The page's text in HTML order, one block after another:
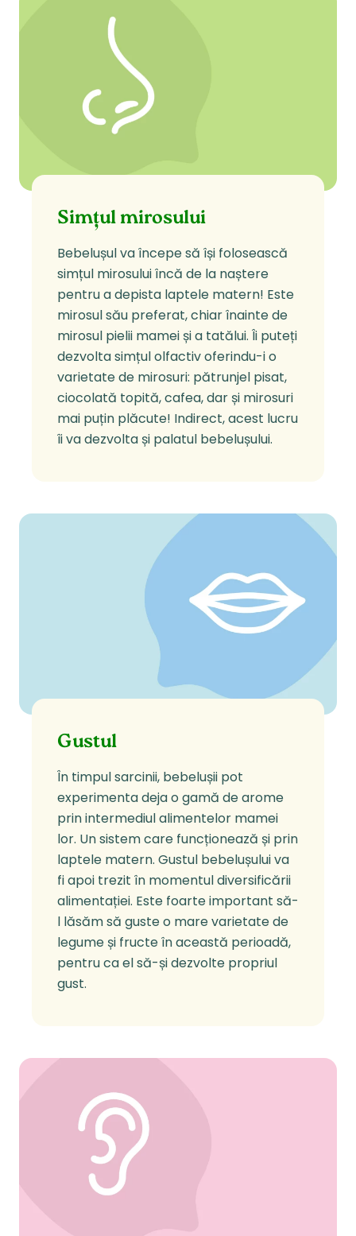
Simțul mirosului
Bebelușul va începe să își folosească
simțul mirosului încă de la naștere
pentru a depista laptele matern! Este
mirosul său preferat, chiar înainte de
mirosul pielii mamei și a tatălui. Îi puteți
dezvolta simțul olfactiv oferindu-i o
varietate de mirosuri: pătrunjel pisat,
ciocolată topită, cafea, dar și mirosuri
mai puțin plăcute! Indirect, acest lucru
îi va dezvolta și palatul bebelușului.
Gustul
În timpul sarcinii, bebelușii pot
experimenta deja o gamă de arome
prin intermediul alimentelor mamei
lor. Un sistem care funcționează și prin
laptele matern. Gustul bebelușului va
fi apoi trezit în momentul diversificării
alimentației. Este foarte important să-
l lăsăm să guste o mare varietate de
legume și fructe în această perioadă,
pentru ca el să-și dezvolte propriul
gust.